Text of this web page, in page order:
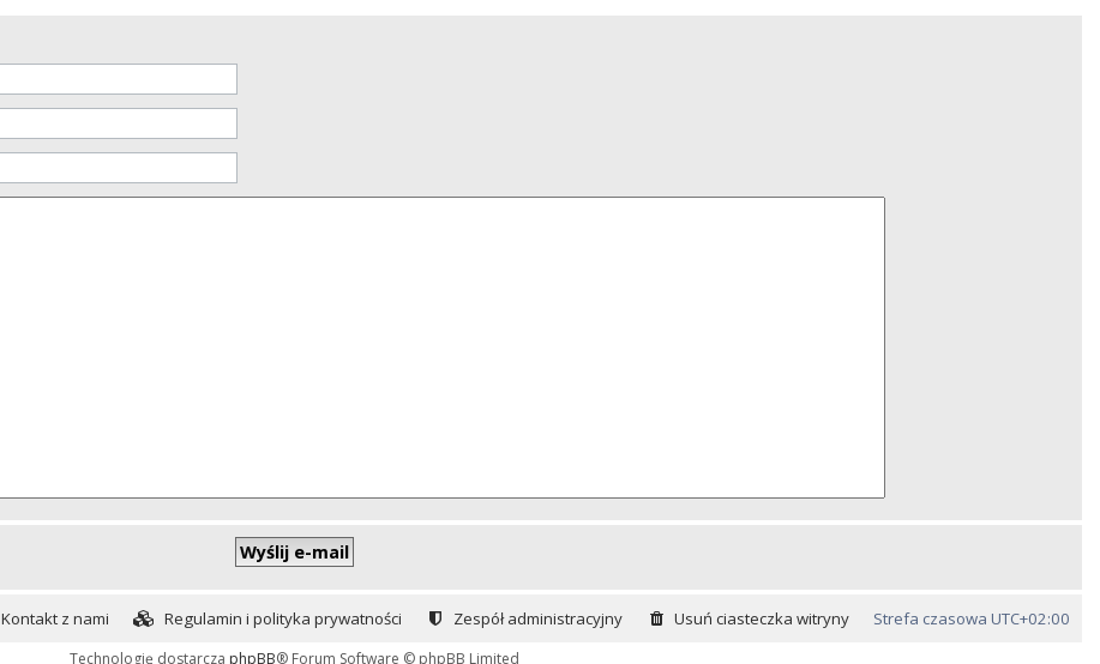
Strefa czasowa UTC+02:00
Usuń ciasteczka witryny
Zespół administracyjny
Regulamin i polityka prywatności
Kontakt z nami
Technologię dostarcza phpBB® Forum Software © phpBB Limited